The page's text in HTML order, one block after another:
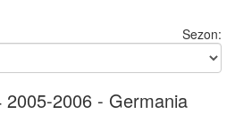
Sezon:
2005-2006 - Germania